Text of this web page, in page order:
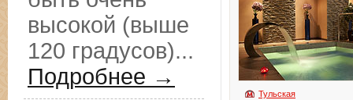
Тульская
высокой (выше
120 градусов)...
Подробнее →